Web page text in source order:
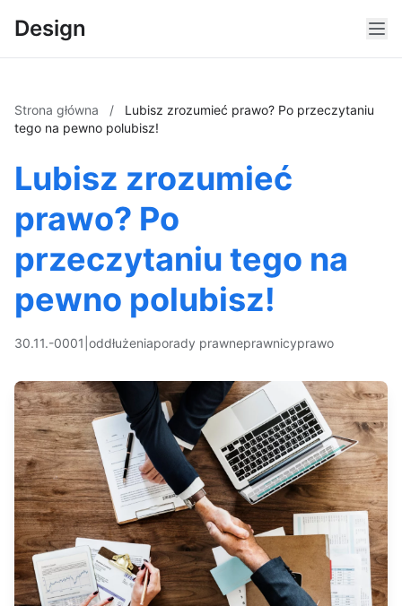
Design
Strona główna /
Lubisz zrozumieć prawo? Po przeczytaniu
tego na pewno polubisz!
Lubisz zrozumieć
prawo? Po
przeczytaniu tego na
pewno polubisz!
30.11.-0001 oddłużeniaporady prawneprawnicyprawo